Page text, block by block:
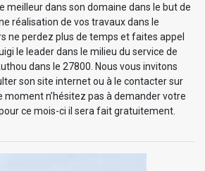
meilleur dans son domaine dans le but de
réalisation de vos travaux dans le
ne perdez plus de temps et faites appel
le leader dans le milieu du service de
dans le 27800. Nous vous invitons
son site internet ou à le contacter sur
moment n’hésitez pas à demander votre
ce mois-ci il sera fait gratuitement.